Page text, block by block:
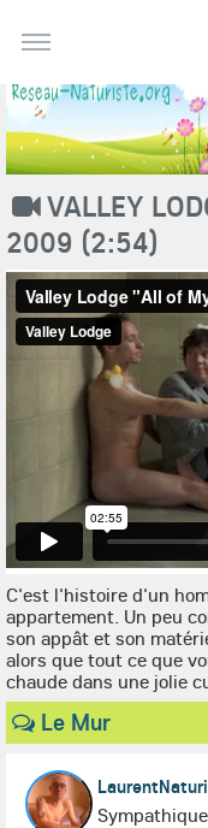
VALLEY
2009 (2:54)
C'est l'histoire d'un
appartement. Un peu
son appât et son
alors que tout ce que
chaude dans une jolie
Le Mur